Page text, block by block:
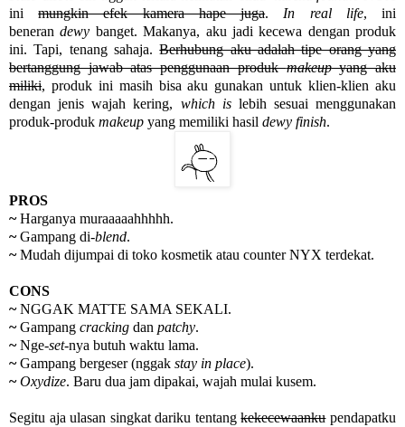
inimungkin efek kamera hape juga. In real life, ini
benerandewy banget. Makanya, aku jadi kecewa dengan produk
ini. Tapi, tenang sahaja.Berhubung aku adalah tipe orang yang
bertanggung jawab atas penggunaan produkmakeupyang aku
miliki, produk ini masih bisa aku gunakan untuk klien-klien aku
dengan jenis wajah kering, which islebih sesuai menggunakan
produk-produk makeup yang memiliki hasil dewy finish.
PROS
~Harganya muraaaaahhhhh.
~Gampang di-blend.
~Mudah dijumpai di toko kosmetik atau counter NYX terdekat.
CONS
~NGGAK MATTE SAMA SEKALI.
~Gampang cracking dan patchy.
~Nge-set-nya butuh waktu lama.
~Gampang bergeser (nggak stay in place).
~Oxydize. Baru dua jam dipakai, wajah mulai kusem.
Segitu aja ulasan singkat dariku tentangkekecewaankupendapatku